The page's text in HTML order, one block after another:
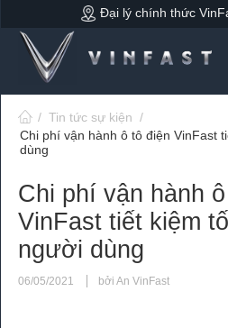
Đại lý chính thức
/ Tin tức sự kiện /
Chi phí vận hành ô tô điện VinFast
dùng
Chi phí vận hành
VinFast tiết kiệm
người dùng
06/05/2021 bởi An VinFast